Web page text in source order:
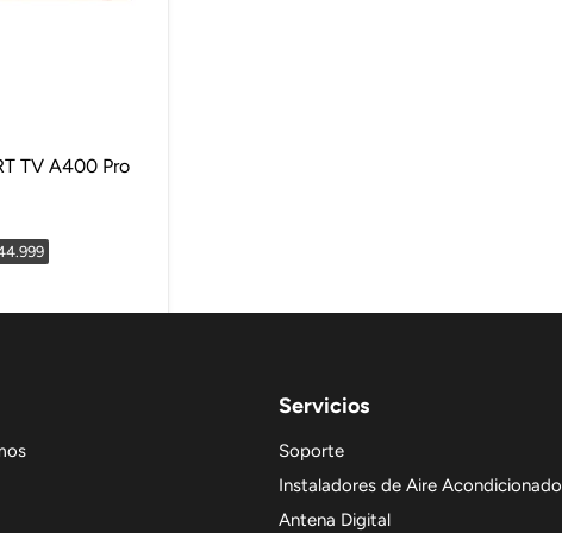
TV A400 Pro
Servicios
Soporte
Instaladores de Aire Acondicionado
Antena Digital